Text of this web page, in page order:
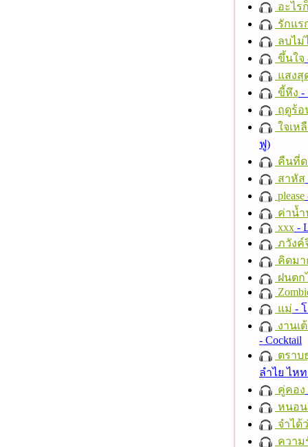
อะไร
รักแร
ลบไม่
ขึ้นใจ
แสงสุ
ขี้หึง -
ฤดูร้อ
ใจเห
ฟู)
คืนที่ด
สาหัส
please
ค่าน้
xxx -
ภวังค์
คิดมา
ฝนตก
แม่ -
งานเ
- Cocktail
ตราบ
ลำไย ไห
คู่คอง
หนอน
จำได้
ความ